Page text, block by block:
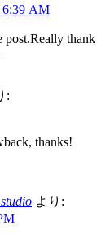
6:39 AM
post.Really thank
:
thanks!
より: